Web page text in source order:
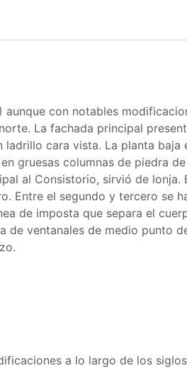
aunque con notables
La fachada principal
ladrillo cara vista. La planta
gruesas columnas de piedra
al Consistorio, sirvió de lonja.
Entre el segundo y tercero se
de imposta que separa el
de ventanales de medio punto
a lo largo de los